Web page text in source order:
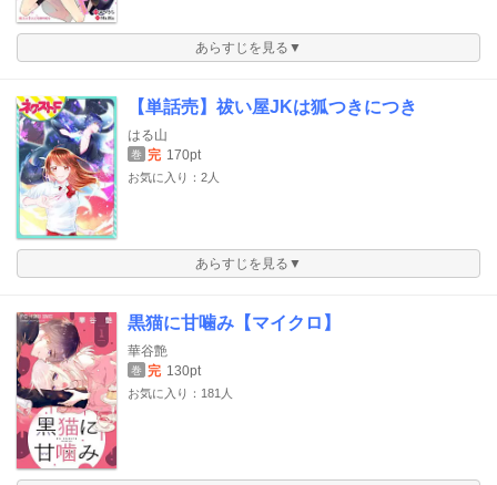
あらすじを見る▼
【単話売】祓い屋JKは狐つきにつき
はる山
巻 完 170pt
お気に入り：2人
あらすじを見る▼
黒猫に甘噛み【マイクロ】
華谷艶
巻 完 130pt
お気に入り：181人